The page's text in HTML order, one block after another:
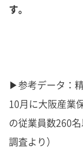
す。
▶参考データ：
10月に大阪産業
の従業員数260
調査より）